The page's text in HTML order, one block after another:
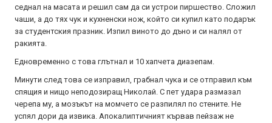
седнал на масата и решил сам да си устрои пиршество. Сложил
чаши, а до тях чук и кухненски нож, който си купил като подарък
за студентския празник. Изпил виното до дъно и си налял от
ракията.
Едновременно с това глътнал и 10 хапчета диазепам.
Минути след това се изправил, грабнал чука и се отправил към
спящия и нищо неподозиращ Николай. С пет удара размазал
черепа му, а мозъкът на момчето се разпилял по стените. Не
успял дори да извика. Апокалиптичният кървав пейзаж не